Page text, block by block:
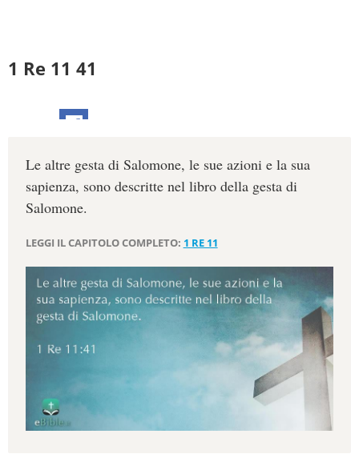
1 Re 11 41
Le altre gesta di Salomone, le sue azioni e la sua
sapienza, sono descritte nel libro della gesta di
Salomone.
LEGGI IL CAPITOLO COMPLETO: 1 RE 11